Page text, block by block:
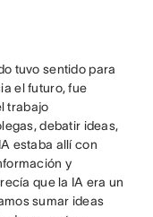
tuvo sentido para
el futuro, fue
trabajo
debatir ideas,
estaba allí con
y
que la IA era un
sumar ideas